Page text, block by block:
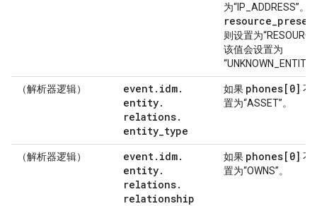
为“IP_ADDRESS”。
resource_
则设置为
该值会设置为
（解析器逻辑） event. idm.
entity.
relations.
entity_type
如果 phones[0] 不
置为“ASSET”。
（解析器逻辑） event. idm.
entity.
relations.
relationship
如果 phones[0] 不
置为“OWNS”。